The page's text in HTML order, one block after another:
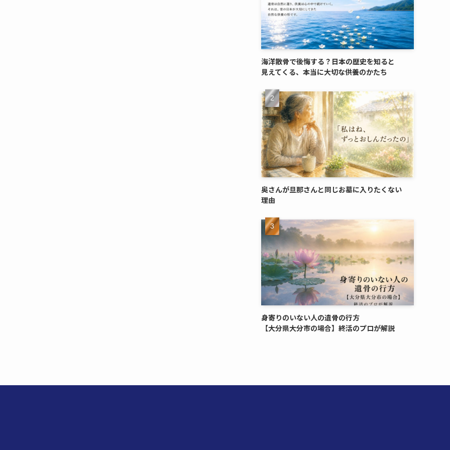
海洋散骨で​後悔する？​日本の​歴史を​知ると​
見えてくる、​本当に​大切な​供養のかたち
奥さんが​旦那さんと​同じ​お墓に​入りたくない​
理由
身寄りのいない​人の​遺骨の​行方​
【大分県大分市の​場合】終活の​プロが​解説